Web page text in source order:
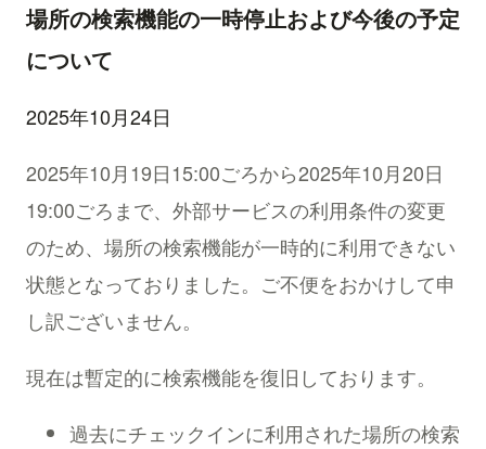
場所の検索機能の一時停止および今後の予定
について
2025年10月24日
2025年10月19日15:00ごろから2025年10月20日
19:00ごろまで、外部サービスの利用条件の変更
のため、場所の検索機能が一時的に利用できない
状態となっておりました。ご不便をおかけして申
し訳ございません。
現在は暫定的に検索機能を復旧しております。
過去にチェックインに利用された場所の検索